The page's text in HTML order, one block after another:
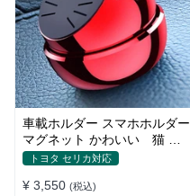
車載ホルダー スマホホルダー
マグネット かわいい 猫 全
機種 片手操作
トヨタ セリカ対応
¥ 3,550 (税込)